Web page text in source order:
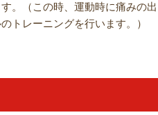
。（この時、運動時に痛みの
トレーニングを行います。）